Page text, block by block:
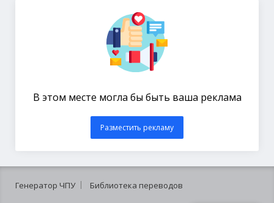
В этом месте могла бы быть ваша реклама
Разместить рекламу
Генератор ЧПУ Библиотека переводов